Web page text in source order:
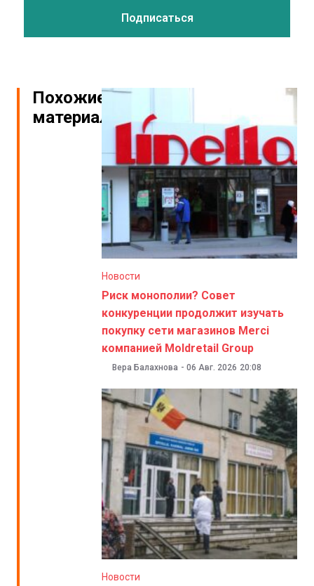
Похожие
материалы
Новости
Риск монополии? Совет
конкуренции продолжит изучать
покупку сети магазинов Merci
компанией Moldretail Group
Вера Балахнова - 06 Авг. 2026 20:08
Новости